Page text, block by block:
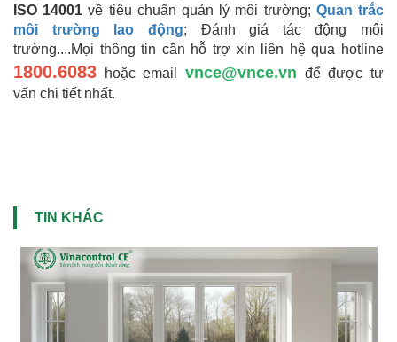
ISO 14001về tiêu chuẩn quản lý môi trường; Quan trắc
môi trường lao động; Đánh giá tác động môi
trường....Mọi thông tin cần hỗ trợ xin liên hệ qua hotline
1800.6083 hoặc email vnce@vnce.vn để được tư
vấn chi tiết nhất.
TIN KHÁC